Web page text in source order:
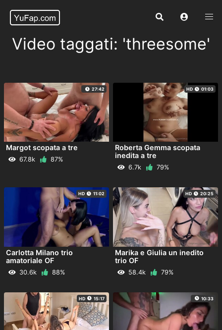
Video taggati: 'threesome'
27:42
Margot scopata a tre
67.8k 87%
HD 01:03
Roberta Gemma scopata
inedita a tre
6.7k 79%
HD 11:02
Carlotta Milano trio
amatoriale OF
30.6k 88%
HD 20:25
Marika e Giulia un inedito
trio OF
58.4k 79%
HD 15:17 10:33